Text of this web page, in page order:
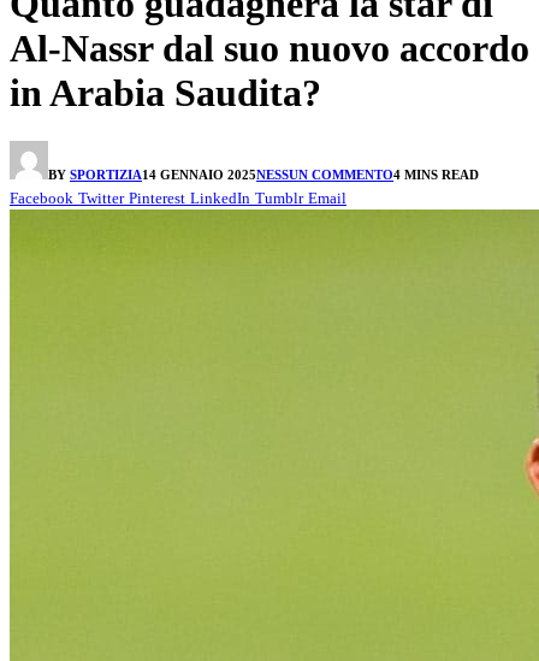
Al-Nassr dal suo nuovo accordo
in Arabia Saudita?
BY SPORTIZIA14 GENNAIO 2025NESSUN COMMENTO4 MINS READ
Facebook Twitter Pinterest LinkedIn Tumblr Email